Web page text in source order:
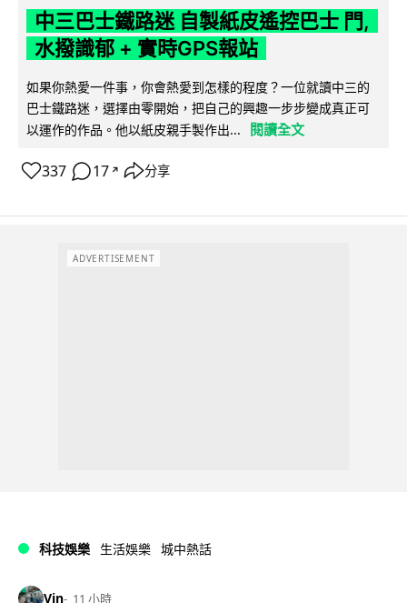
中三巴士鐵路迷 自製紙皮遙控巴士 門,
水撥識郁 + 實時GPS報站
如果你熱愛一件事，你會熱愛到怎樣的程度？一位就讀中三的
巴士鐵路迷，選擇由零開始，把自己的興趣一步步變成真正可
以運作的作品。他以紙皮親手製作出...
閱讀全文
337 17 ↗ 分享
ADVERTISEMENT
科技娛樂 生活娛樂 城中熱話
Vin 11 小時